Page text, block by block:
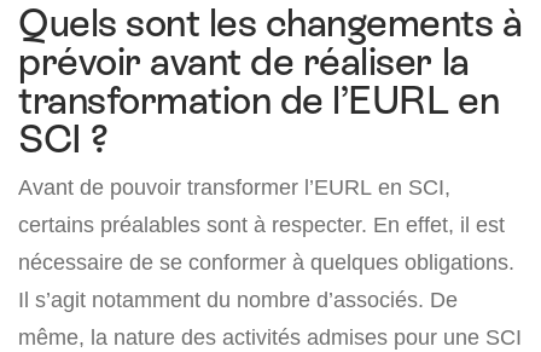
Quels sont les changements à
prévoir avant de réaliser la
transformation de l’EURL en
SCI ?
Avant de pouvoir transformer l’EURL en SCI,
certains préalables sont à respecter. En effet, il est
nécessaire de se conformer à quelques obligations.
Il s’agit notamment du nombre d’associés. De
même, la nature des activités admises pour une SCI